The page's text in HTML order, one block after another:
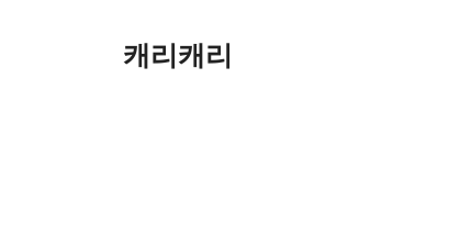
캐리캐리